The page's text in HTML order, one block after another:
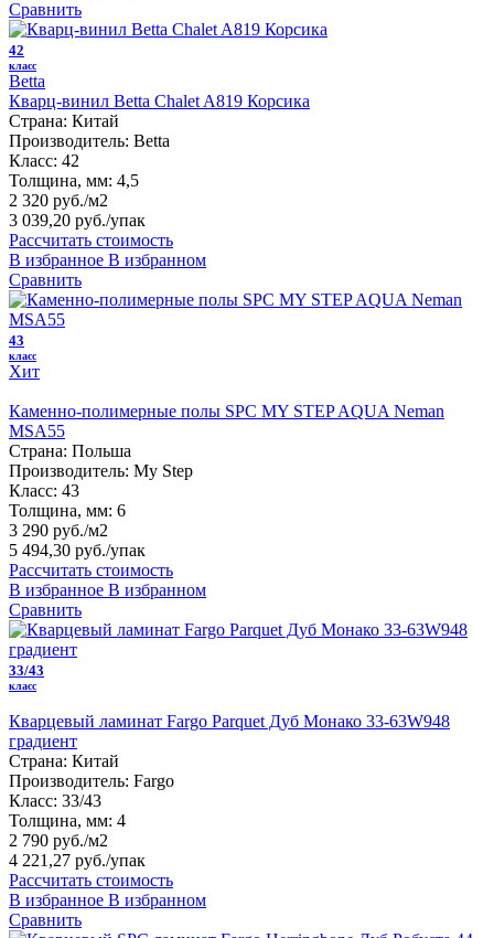
Сравнить
42
класс
Betta
Кварц-винил Betta Chalet A819 Корсика
Страна: Китай
Производитель: Betta
Класс: 42
Толщина, мм: 4,5
2 320 руб./м2
3 039,20 руб./упак
Рассчитать стоимость
В избранное В избранном
Сравнить
43
класс
Хит
Каменно-полимерные полы SPC MY STEP AQUA Neman
MSA55
Страна: Польша
Производитель: My Step
Класс: 43
Толщина, мм: 6
3 290 руб./м2
5 494,30 руб./упак
Рассчитать стоимость
В избранное В избранном
Сравнить
33/43
класс
Кварцевый ламинат Fargo Parquet Дуб Монако 33-63W948
градиент
Страна: Китай
Производитель: Fargo
Класс: 33/43
Толщина, мм: 4
2 790 руб./м2
4 221,27 руб./упак
Рассчитать стоимость
В избранное В избранном
Сравнить